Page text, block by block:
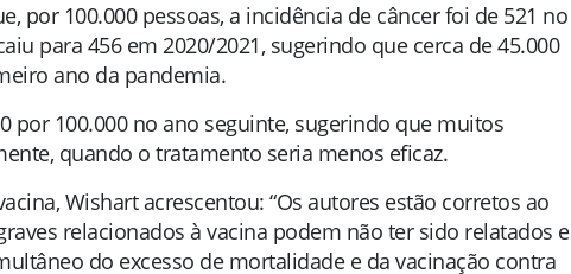
por 100.000 pessoas, a incidência de câncer foi de 521 no
para 456 em 2020/2021, sugerindo que cerca de 45.000
ano da pandemia.
por 100.000 no ano seguinte, sugerindo que muitos
quando o tratamento seria menos eficaz.
Wishart acrescentou: “Os autores estão corretos ao
relacionados à vacina podem não ter sido relatados e
do excesso de mortalidade e da vacinação contra